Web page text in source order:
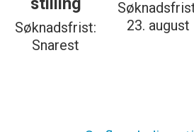
Søknadsfrist:
23. august
1.